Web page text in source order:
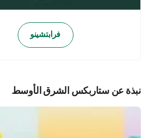
فرابتشينو
نبذة عن ستاربكس الشرق الأوسط